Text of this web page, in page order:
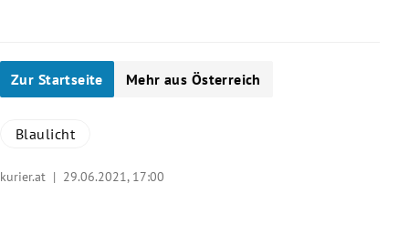
Zur Startseite Mehr aus Österreich
Blaulicht
kurier.at | 29.06.2021, 17:00